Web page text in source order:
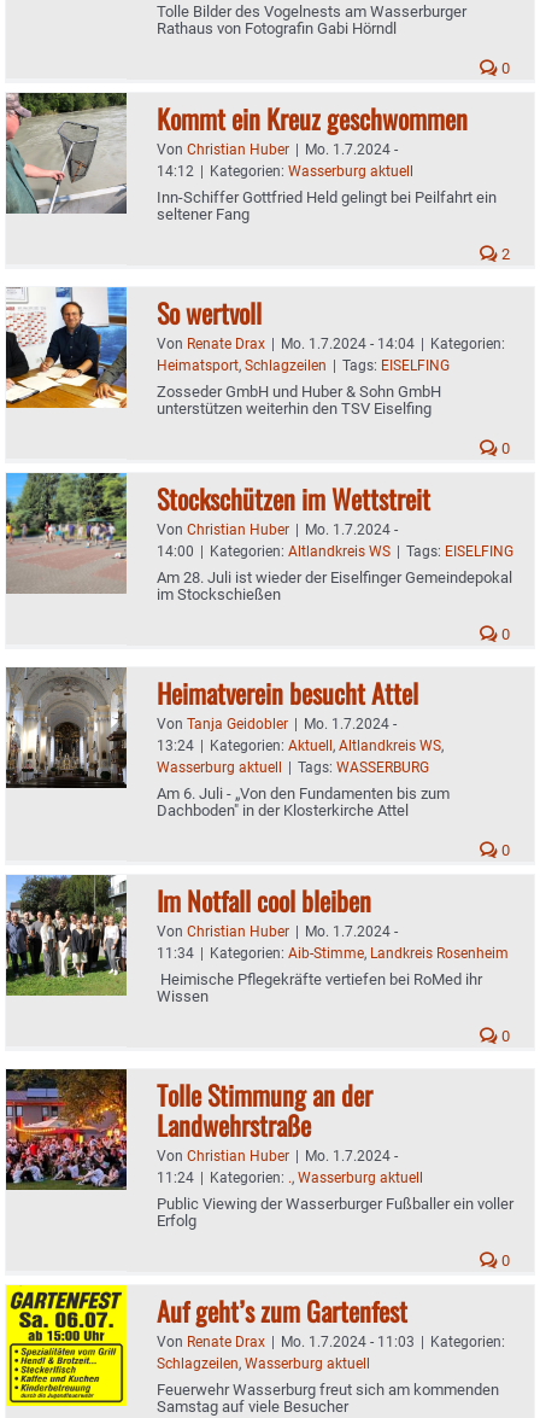
Tolle Bilder des Vogelnests am Wasserburger
Rathaus von Fotografin Gabi Hörndl
0
Kommt ein Kreuz geschwommen
Von Christian Huber | Mo. 1.7.2024 -
14:12 | Kategorien: Wasserburg aktuell
Inn-Schiffer Gottfried Held gelingt bei Peilfahrt ein
seltener Fang
2
So wertvoll
Von Renate Drax | Mo. 1.7.2024 - 14:04 | Kategorien:
Heimatsport, Schlagzeilen | Tags: EISELFING
Zosseder GmbH und Huber & Sohn GmbH
unterstützen weiterhin den TSV Eiselfing
0
Stockschützen im Wettstreit
Von Christian Huber | Mo. 1.7.2024 -
14:00 | Kategorien: Altlandkreis WS | Tags: EISELFING
Am 28. Juli ist wieder der Eiselfinger Gemeindepokal
im Stockschießen
0
Heimatverein besucht Attel
Von Tanja Geidobler | Mo. 1.7.2024 -
13:24 | Kategorien: Aktuell, Altlandkreis WS,
Wasserburg aktuell | Tags: WASSERBURG
Am 6. Juli - „Von den Fundamenten bis zum
Dachboden" in der Klosterkirche Attel
0
Im Notfall cool bleiben
Von Christian Huber | Mo. 1.7.2024 -
11:34 | Kategorien: Aib-Stimme, Landkreis Rosenheim
Heimische Pflegekräfte vertiefen bei RoMed ihr
Wissen
0
Tolle Stimmung an der
Landwehrstraße
Von Christian Huber | Mo. 1.7.2024 -
11:24 | Kategorien: ., Wasserburg aktuell
Public Viewing der Wasserburger Fußballer ein voller
Erfolg
0
Auf geht’s zum Gartenfest
Von Renate Drax | Mo. 1.7.2024 - 11:03 | Kategorien:
Schlagzeilen, Wasserburg aktuell
Feuerwehr Wasserburg freut sich am kommenden
Samstag auf viele Besucher